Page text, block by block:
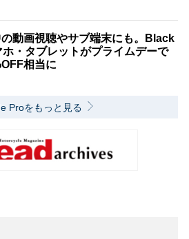
の動画視聴やサブ端末にも。Black
・タブレットがプライムデーで
相当に
Proをもっと見る